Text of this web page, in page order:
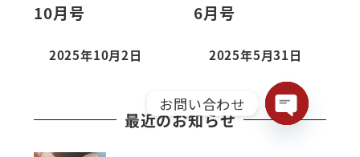
10月号
2025年10月2日
6月号
2025年5月31日
最近のお知らせ
お問い合わせ